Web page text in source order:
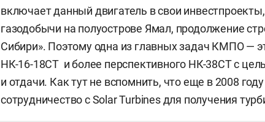
включает данный двигатель в свои
газодобычи на полуострове Ямал, продолжение
Сибири». Поэтому одна из главных задач КМПО —
НК-16-18СТ и более перспективного НК-38СТ с
и отдачи. Как тут не вспомнить, что еще в 2008
сотрудничество с Solar Turbines для получения